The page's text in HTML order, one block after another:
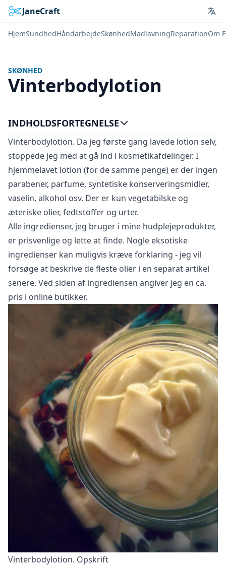
JaneCraft
HjemSundhedHåndarbejdeSkønhedMadlavningReparationOm
SKØNHED
Vinterbodylotion
Vinterbodylotion. Da jeg første gang lavede lotion selv,
stoppede jeg med at gå ind i kosmetikafdelinger. I
hjemmelavet lotion (for de samme penge) er der ingen
parabener, parfume, syntetiske konserveringsmidler,
vaselin, alkohol osv. Der er kun vegetabilske og
æteriske olier, fedtstoffer og urter.
Alle ingredienser, jeg bruger i mine hudplejeprodukter,
er prisvenlige og lette at finde. Nogle eksotiske
ingredienser kan muligvis kræve forklaring - jeg vil
forsøge at beskrive de fleste olier i en separat artikel
senere. Ved siden af ingrediensen angiver jeg en ca.
pris i online butikker.
Vinterbodylotion. Opskrift
INDHOLDSFORTEGNELSE